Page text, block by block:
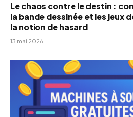
Le chaos contre le destin :
la bande dessinée et les jeux
la notion de hasard
13 mai 2026